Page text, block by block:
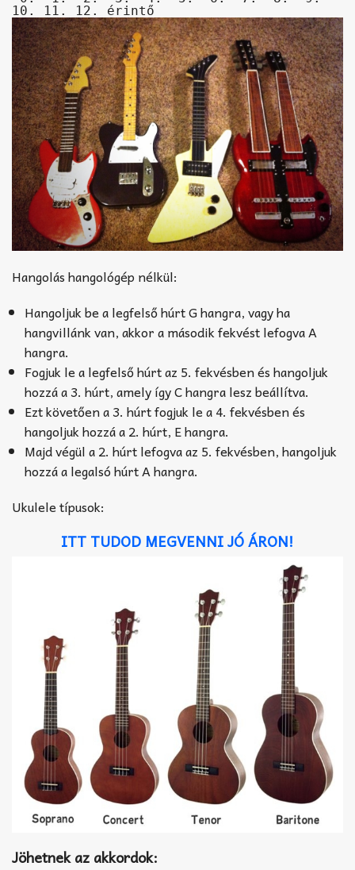
10. 11. 12. érintő
Hangolás hangológép nélkül:
Hangoljuk be a legfelső húrt G hangra, vagy ha
hangvillánk van, akkor a második fekvést lefogva A
hangra.
Fogjuk le a legfelső húrt az 5. fekvésben és hangoljuk
hozzá a 3. húrt, amely így C hangra lesz beállítva.
Ezt követően a 3. húrt fogjuk le a 4. fekvésben és
hangoljuk hozzá a 2. húrt, E hangra.
Majd végül a 2. húrt lefogva az 5. fekvésben, hangoljuk
hozzá a legalsó húrt A hangra.
Ukulele típusok:
ITT TUDOD MEGVENNI JÓ ÁRON!
Jöhetnek az akkordok: